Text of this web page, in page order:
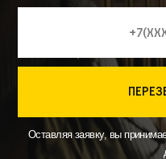
Оставляя заявку, вы